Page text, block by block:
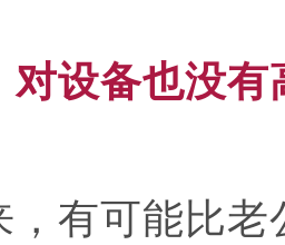
设备也没
，有可能比